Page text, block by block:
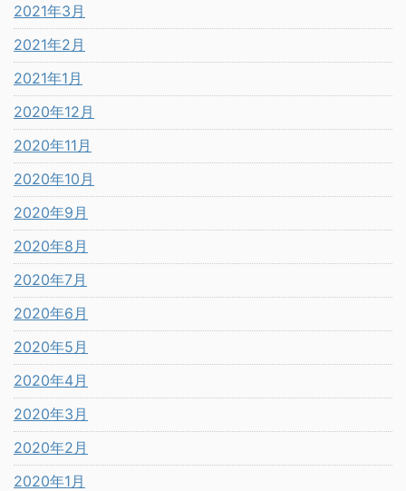
2021年3月
2021年2月
2021年1月
2020年12月
2020年11月
2020年10月
2020年9月
2020年8月
2020年7月
2020年6月
2020年5月
2020年4月
2020年3月
2020年2月
2020年1月